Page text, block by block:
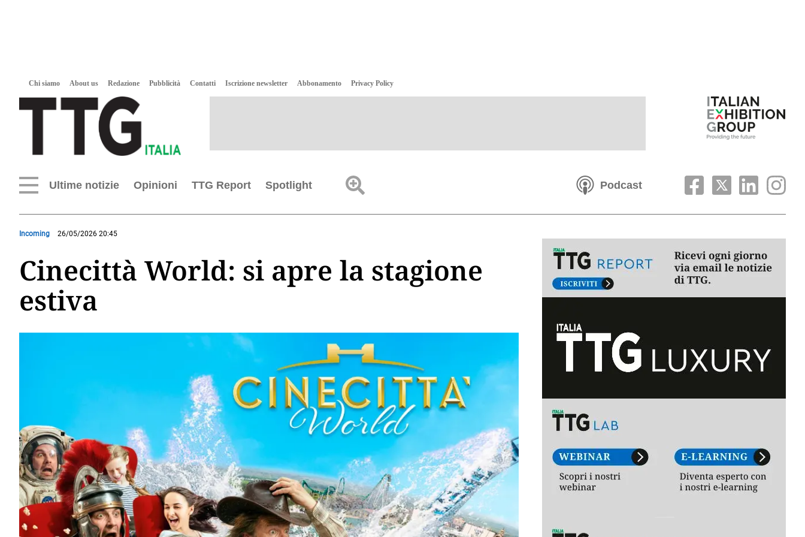
Chi siamo About us Redazione Pubblicità Contatti Iscrizione newsletter Abbonamento Privacy Policy
Ultime notizie Opinioni TTG Report Spotlight Podcast
Incoming 26/05/2026 20:45
Cinecittà World: si apre la stagione
estiva